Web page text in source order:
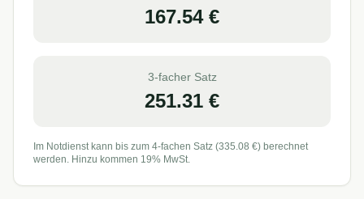
167.54€
3-facher Satz
251.31 €
Im Notdienst kann bis zum 4-fachen Satz (335.08 €) berechnet
werden. Hinzu kommen 19% MwSt.